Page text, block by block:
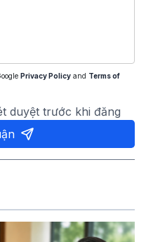
Privacy Policy and Terms of
duyệt trước khi đăng